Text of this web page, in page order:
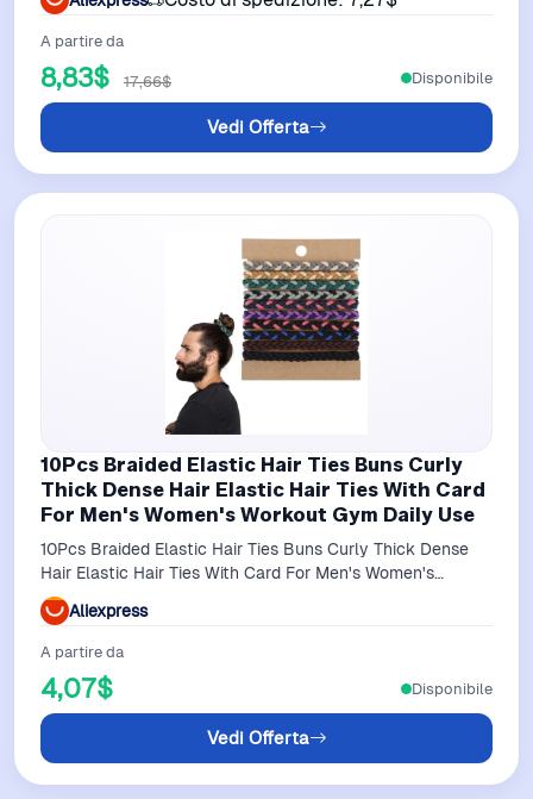
A partire da
8,83$ 17,66$
Vedi Offerta
Disponibile
10Pcs Braided Elastic Hair Ties Buns Curly
Thick Dense Hair Elastic Hair Ties With Card
For Men's Women's Workout Gym Daily Use
10Pcs Braided Elastic Hair Ties Buns Curly Thick Dense
Hair Elastic Hair Ties With Card For Men's Women's
Workout Gym Daily Use
Aliexpress
A partire da
4,07$
Vedi Offerta
Disponibile